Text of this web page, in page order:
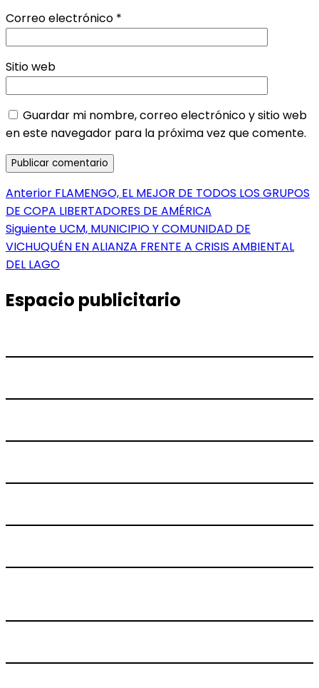
Correo electrónico *
Sitio web
Guardar mi nombre, correo electrónico y sitio web
en este navegador para la próxima vez que comente.
Navegación
de
entradas
Anterior Entrada
anterior:
FLAMENGO, EL MEJOR DE TODOS LOS GRUPOS
DE COPA LIBERTADORES DE AMÉRICA
Siguiente Entrada
siguiente:
UCM, MUNICIPIO Y COMUNIDAD DE
VICHUQUÉN EN ALIANZA FRENTE A CRISIS AMBIENTAL
DEL LAGO
Espacio publicitario